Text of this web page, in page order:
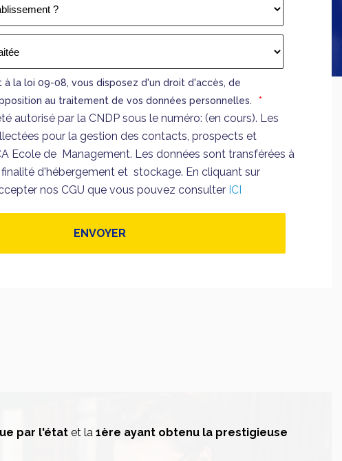
la loi 09-08, vous disposez d'un droit d'accès, de
au traitement de vos données personnelles.
*
autorisé par la CNDP sous le numéro: (en cours). Les
pour la gestion des contacts, prospects et
Ecole de Management. Les données sont transférées à
d'hébergement et stockage. En cliquant sur
nos CGU que vous pouvez consulter ICI
par l'état et la 1ère ayant obtenu la prestigieuse